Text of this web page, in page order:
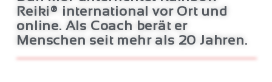
Reiki® international vor Ort und
online. Als Coach berät er
Menschen seit mehr als 20 Jahren.